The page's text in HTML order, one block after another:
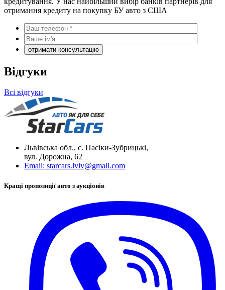
отримання кредиту на покупку БУ авто з США
Відгуки
Всі відгуки
Львівська обл., с. Пасіки-Зубрицькі,
вул. Дорожна, 62
Email: starcars.lviv@gmail.com
Кращі пропозиції авто з аукціонів